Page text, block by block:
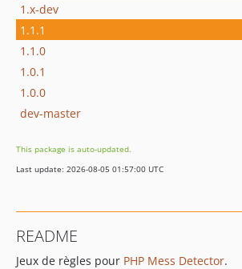
1.x-dev
1.1.1
1.1.0
1.0.1
1.0.0
dev-master
This package is auto-updated.
Last update: 2026-08-05 01:57:00 UTC
README
Jeux de règles pour PHP Mess Detector.